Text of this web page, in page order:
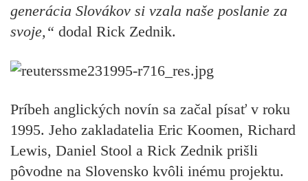
generácia Slovákov si vzala naše poslanie za
svoje,“ dodal Rick Zednik.
Príbeh anglických novín sa začal písať v roku
1995. Jeho zakladatelia Eric Koomen, Richard
Lewis, Daniel Stool a Rick Zednik prišli
pôvodne na Slovensko kvôli inému projektu.